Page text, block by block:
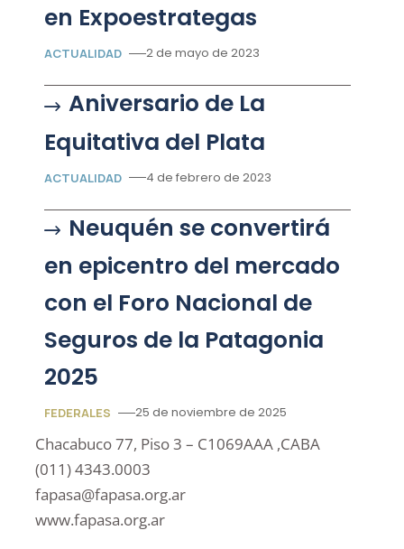
en Expoestrategas
ACTUALIDAD 2 de mayo de 2023
Aniversario de La
Equitativa del Plata
ACTUALIDAD 4 de febrero de 2023
Neuquén se convertirá
en epicentro del mercado
con el Foro Nacional de
Seguros de la Patagonia
2025
FEDERALES 25 de noviembre de 2025
Chacabuco 77, Piso 3 – C1069AAA ,CABA
(011) 4343.0003
fapasa@fapasa.org.ar
www.fapasa.org.ar